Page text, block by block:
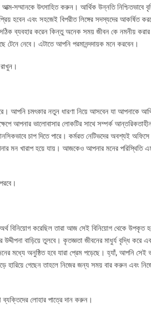
সম্মানকে উৎসাহিত করুন। আর্থিক উন্নতি নিশ্চিতভাবে
হবেন এবং সহজেই বিপরীত লিঙ্গের সদস্যদের আকর্ষিত
ব্যবহার করেন কিন্তু অনেক সময় জীবন কে নমনীয় করার
টেনে নেবে। এটাতে আপনি পরমানন্দদায়ক মনে করবেন।
আপনি চমৎকার নতুন ধারণা নিয়ে আসবেন যা আপনাকে
আপনার ভালোবাসার লোকটির সাথে সম্পর্ক
চাপ দিতে পারে। কর্মরত নেটিভদের অবশ্যই
খারাপ হয়ে যায়। আজকেও আপনার মনের পরিস্থিতি
বিনিয়োগ করেছিল তারা আজ সেই বিনিয়োগ থেকে উপকৃত
উদ্দীপনা বাড়িয়ে তুলবে। কৃতজ্ঞতা জীবনের মাধুর্য বৃদ্ধি
মধ্যে অনুষ্ঠিত হবে যারা প্রেম পড়েছে। হ্যাঁ, আপনি
হারিয়ে গেছেন তাহলে নিজের জন্য সময় বার করুন
ব্যক্তিদের লোহার পাত্রে দান করুন।